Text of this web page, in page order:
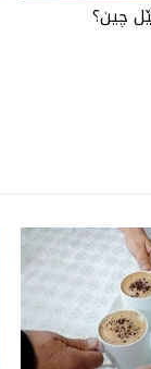
چین؟